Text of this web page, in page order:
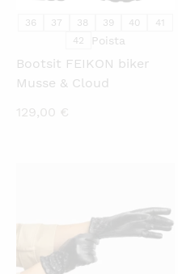
36 37 38 39 40
41
42
Poista
Bootsit FEIKON biker
Musse & Cloud
129,00 €